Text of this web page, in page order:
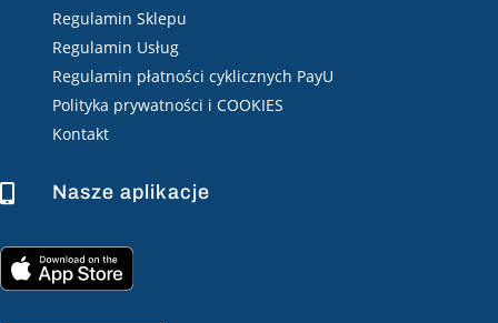
Regulamin Sklepu
Regulamin Usług
Regulamin płatności cyklicznych PayU
Polityka prywatności i COOKIES
Kontakt
 Nasze aplikacje